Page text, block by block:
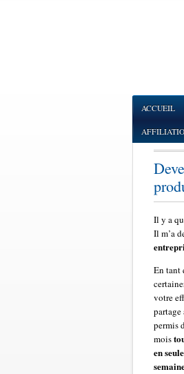
ACCUEIL
Il y a
Il m’a
En tant
votre
partage
permis
mois
en